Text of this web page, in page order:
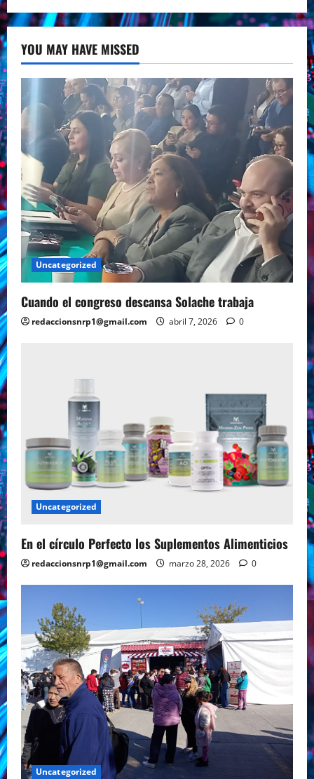
YOU MAY HAVE MISSED
Uncategorized
Cuando el congreso descansa Solache trabaja
redaccionsnrp1@gmail.com abril 7, 2026 0
Uncategorized
En el círculo Perfecto los Suplementos Alimenticios
redaccionsnrp1@gmail.com marzo 28, 2026 0
Uncategorized